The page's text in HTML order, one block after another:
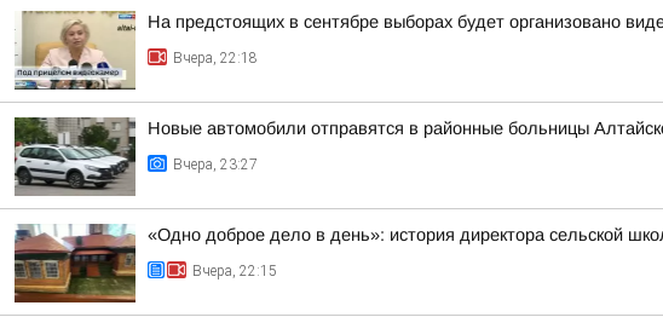
На предстоящих в сентябре выборах будет организовано
Вчера, 22:18
Новые автомобили отправятся в районные больницы
Вчера, 23:27
«Одно доброе дело в день»: история директора сельской
Вчера, 22:15